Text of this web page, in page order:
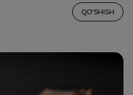
QO'SHISH